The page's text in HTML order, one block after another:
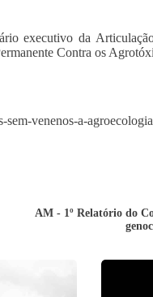
executivo da
Contra os
venenos-a-
AM - 1º Relatório do